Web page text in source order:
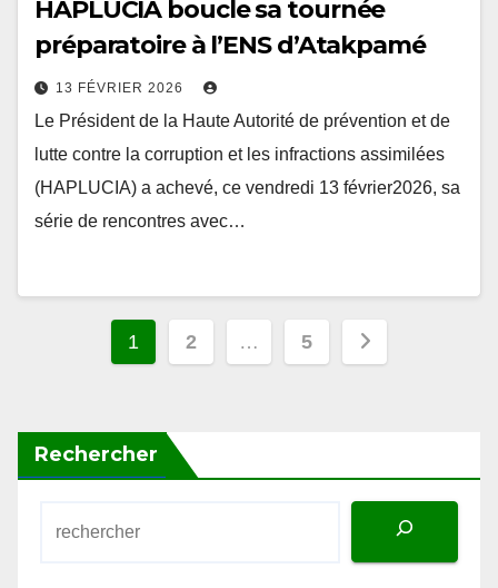
préparatoire à l’ENS d’Atakpamé
13 FÉVRIER 2026
Le Président de la Haute Autorité de prévention et de
lutte contre la corruption et les infractions assimilées
(HAPLUCIA) a achevé, ce vendredi 13 février2026, sa
série de rencontres avec…
Pagination
des
1
Rechercher